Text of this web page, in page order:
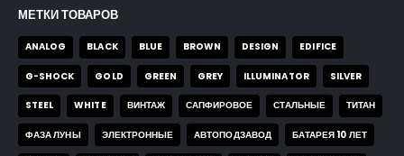
МЕТКИ ТОВАРОВ
ANALOG BLACK BLUE BROWN DESIGN EDIFICE
G-SHOCK GOLD GREEN GREY ILLUMINATOR SILVER
STEEL WHITE ВИНТАЖ САПФИРОВОЕ СТАЛЬНЫЕ ТИТАН
ФАЗА ЛУНЫ ЭЛЕКТРОННЫЕ АВТОПОДЗАВОД БАТАРЕЯ 10 ЛЕТ